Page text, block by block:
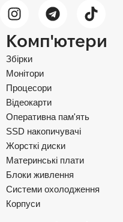
Комп'ютери
Збірки
Монітори
Процесори
Відеокарти
Оперативна пам'ять
SSD накопичувачі
Жорсткі диски
Материнські плати
Блоки живлення
Системи охолодження
Корпуси